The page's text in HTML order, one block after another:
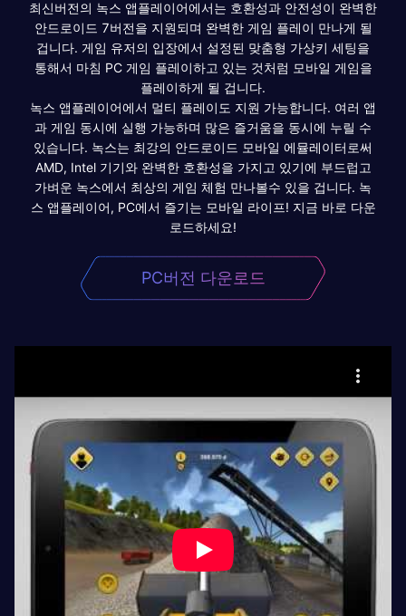
최신버전의 녹스 앱플레이어에서는 호환성과 안전성이 완벽한
안드로이드 7버전을 지원되며 완벽한 게임 플레이 만나게 될
겁니다. 게임 유저의 입장에서 설정된 맞춤형 가상키 세팅을
통해서 마침 PC 게임 플레이하고 있는 것처럼 모바일 게임을
플레이하게 될 겁니다.
녹스 앱플레이어에서 멀티 플레이도 지원 가능합니다. 여러 앱
과 게임 동시에 실행 가능하며 많은 즐거움을 동시에 누릴 수
있습니다. 녹스는 최강의 안드로이드 모바일 에뮬레이터로써
AMD, Intel 기기와 완벽한 호환성을 가지고 있기에 부드럽고
가벼운 녹스에서 최상의 게임 체험 만나볼수 있을 겁니다. 녹
스 앱플레이어, PC에서 즐기는 모바일 라이프! 지금 바로 다운
로드하세요!
PC버전 다운로드